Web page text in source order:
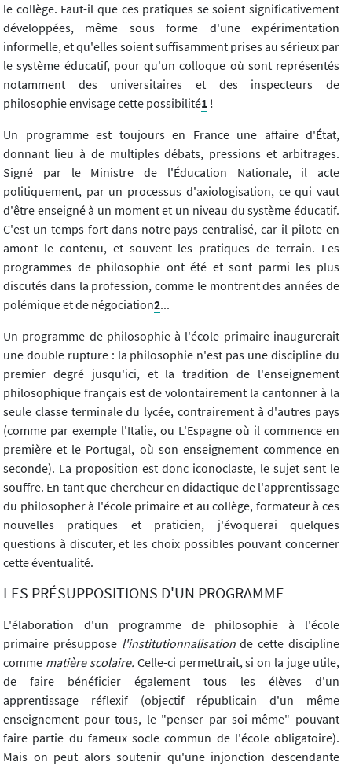
le collège. Faut-il que ces pratiques se soient significativement
développées, même sous forme d'une expérimentation
informelle, et qu'elles soient suffisamment prises au sérieux par
le système éducatif, pour qu'un colloque où sont représentés
notamment des universitaires et des inspecteurs de
philosophie envisage cette possibilité1 !
Un programme est toujours en France une affaire d'État,
donnant lieu à de multiples débats, pressions et arbitrages.
Signé par le Ministre de l'Éducation Nationale, il acte
politiquement, par un processus d'axiologisation, ce qui vaut
d'être enseigné à un moment et un niveau du système éducatif.
C'est un temps fort dans notre pays centralisé, car il pilote en
amont le contenu, et souvent les pratiques de terrain. Les
programmes de philosophie ont été et sont parmi les plus
discutés dans la profession, comme le montrent des années de
polémique et de négociation2...
Un programme de philosophie à l'école primaire inaugurerait
une double rupture : la philosophie n'est pas une discipline du
premier degré jusqu'ici, et la tradition de l'enseignement
philosophique français est de volontairement la cantonner à la
seule classe terminale du lycée, contrairement à d'autres pays
(comme par exemple l'Italie, ou L'Espagne où il commence en
première et le Portugal, où son enseignement commence en
seconde). La proposition est donc iconoclaste, le sujet sent le
souffre. En tant que chercheur en didactique de l'apprentissage
du philosopher à l'école primaire et au collège, formateur à ces
nouvelles pratiques et praticien, j'évoquerai quelques
questions à discuter, et les choix possibles pouvant concerner
cette éventualité.
LES PRÉSUPPOSITIONS D'UN PROGRAMME
L'élaboration d'un programme de philosophie à l'école
primaire présuppose l'institutionnalisationde cette discipline
comme matière scolaire. Celle-ci permettrait, si on la juge utile,
de faire bénéficier également tous les élèves d'un
apprentissage réflexif (objectif républicain d'un même
enseignement pour tous, le "penser par soi-même" pouvant
faire partie du fameux socle commun de l'école obligatoire).
Mais on peut alors soutenir qu'une injonction descendante